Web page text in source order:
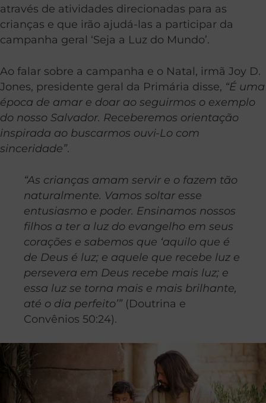
através de atividades direcionadas para as
crianças e que irão ajudá-las a participar da
campanha geral ‘Seja a Luz do Mundo’.
Ao falar sobre a campanha e o Natal, irmã Joy D.
Jones, presidente geral da Primária disse, “É uma
época de amar e doar ao seguirmos o exemplo
do nosso Salvador. Receberemos orientação
inspirada ao buscarmos ouvi-Lo com
sinceridade”.
“As crianças amam servir e o fazem tão
naturalmente. Vamos soltar esse
entusiasmo e poder. Ensinamos nossos
filhos a ter a luz do evangelho em seus
corações e sabemos que ‘aquilo que é
de Deus é luz; e aquele que recebe luz e
persevera em Deus recebe mais luz; e
essa luz se torna mais e mais brilhante,
até o dia perfeito’”(Doutrina e
Convênios 50:24).